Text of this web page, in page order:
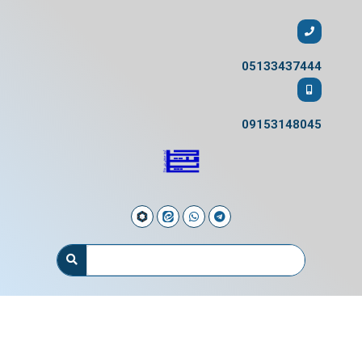
05133437444
09153148045